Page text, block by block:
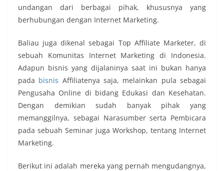
undangan dari berbagai pihak, khususnya yang
berhubungan dengan Internet Marketing.
Baliau juga dikenal sebagai Top Affiliate Marketer, di
sebuah Komunitas Internet Marketing di Indonesia.
Adapun bisnis yang dijalaninya saat ini bukan hanya
pada bisnis Affiliatenya saja, melainkan pula sebagai
Pengusaha Online di bidang Edukasi dan Kesehatan.
Dengan demikian sudah banyak pihak yang
memanggilnya, sebagai Narasumber serta Pembicara
pada sebuah Seminar juga Workshop, tentang Internet
Marketing.
Berikut ini adalah mereka yang pernah mengudangnya,